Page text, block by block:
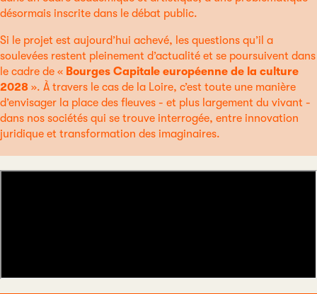
désormais inscrite dans le débat public.
Si le projet est aujourd’hui achevé, les questions qu’il a
soulevées restent pleinement d’actualité et se poursuivent dans
le cadre de « Bourges Capitale européenne de la culture
2028 ». À travers le cas de la Loire, c’est toute une manière
d’envisager la place des fleuves - et plus largement du vivant -
dans nos sociétés qui se trouve interrogée, entre innovation
juridique et transformation des imaginaires.